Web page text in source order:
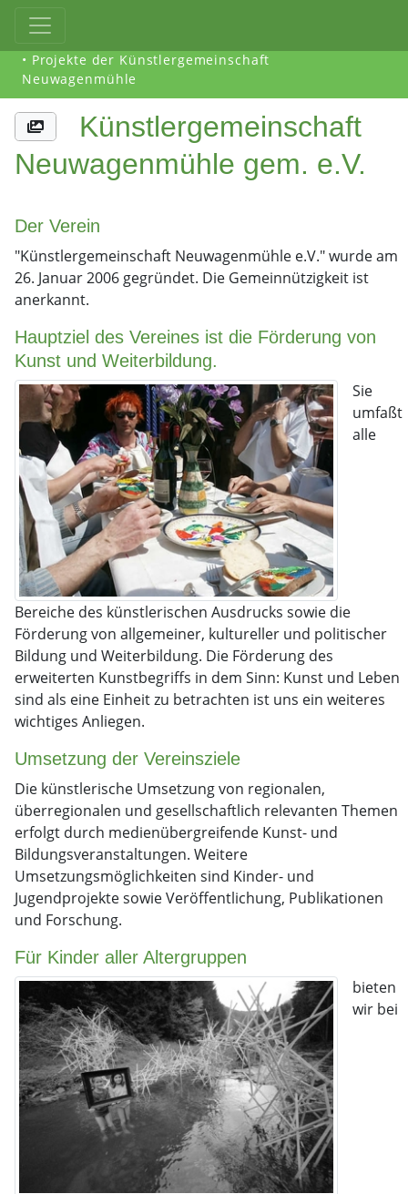
• Projekte der Künstlergemeinschaft
Neuwagenmühle
Künstlergemeinschaft
Neuwagenmühle gem. e.V.
Der Verein
"Künstlergemeinschaft Neuwagenmühle e.V." wurde am
26. Januar 2006 gegründet. Die Gemeinnützigkeit ist
anerkannt.
Hauptziel des Vereines ist die Förderung von
Kunst und Weiterbildung.
Sie
umfaßt
alle
Bereiche des künstlerischen Ausdrucks sowie die
Förderung von allgemeiner, kultureller und politischer
Bildung und Weiterbildung. Die Förderung des
erweiterten Kunstbegriffs in dem Sinn: Kunst und Leben
sind als eine Einheit zu betrachten ist uns ein weiteres
wichtiges Anliegen.
Umsetzung der Vereinsziele
Die künstlerische Umsetzung von regionalen,
überregionalen und gesellschaftlich relevanten Themen
erfolgt durch medienübergreifende Kunst- und
Bildungsveranstaltungen. Weitere
Umsetzungsmöglichkeiten sind Kinder- und
Jugendprojekte sowie Veröffentlichung, Publikationen
und Forschung.
Für Kinder aller Altergruppen
bieten
wir bei